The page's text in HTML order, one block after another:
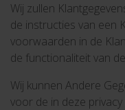
Wij zullen
de instructies van een
voorwaarden in de
de functionaliteit van
Wij kunnen Andere
voor de in deze